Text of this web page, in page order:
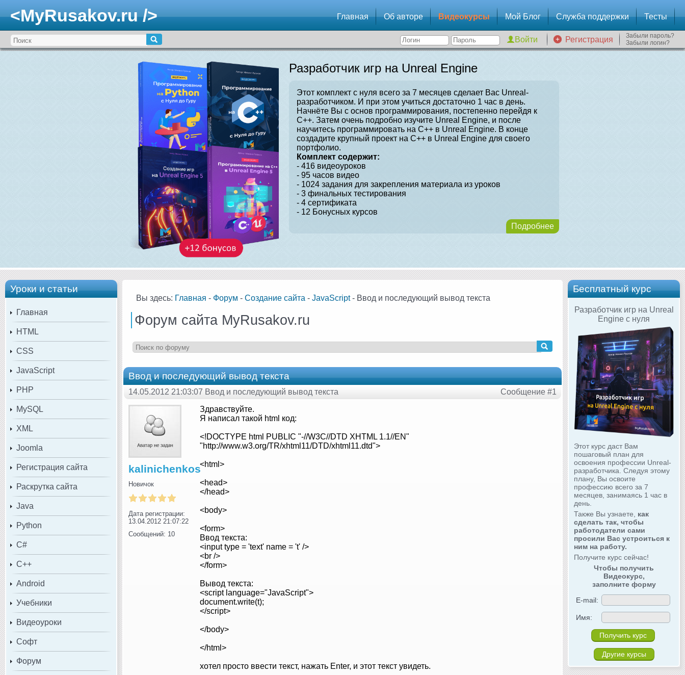
<MyRusakov.ru /> Главная Об авторе Видеокурсы Мой Блог Служба поддержки Тесты
Регистрация
Забыли пароль?
Забыли логин?
Разработчик игр на Unreal Engine
Этот комплект с нуля всего за 7 месяцев сделает Вас Unreal-
разработчиком. И при этом учиться достаточно 1 час в день.
Начнёте Вы с основ программирования, постепенно перейдя к
C++. Затем очень подробно изучите Unreal Engine, и после
научитесь программировать на C++ в Unreal Engine. В конце
создадите крупный проект на C++ в Unreal Engine для своего
портфолио.
Комплект содержит:
- 416 видеоуроков
- 95 часов видео
- 1024 задания для закрепления материала из уроков
- 3 финальных тестирования
- 4 сертификата
- 12 Бонусных курсов
Подробнее
Уроки и статьи
Главная
HTML
CSS
JavaScript
PHP
MySQL
XML
Joomla
Регистрация сайта
Раскрутка сайта
Java
Python
C#
C++
Android
Учебники
Видеоуроки
Софт
Форум
Бесплатный курс
Разработчик игр на Unreal
Engine с нуля
Этот курс даст Вам
пошаговый план для
освоения профессии Unreal-
разработчика. Следуя этому
плану, Вы освоите
профессию всего за 7
месяцев, занимаясь 1 час в
день.
Также Вы узнаете, как
сделать так, чтобы
работодатели сами
просили Вас устроиться к
ним на работу.
Получите курс сейчас!
Чтобы получить
Видеокурс,
заполните форму
E-mail:
Имя:
Другие курсы
Вы здесь: Главная - Форум - Создание сайта - JavaScript- Ввод и последующий вывод текста
Форум сайта MyRusakov.ru
Ввод и последующий вывод текста
14.05.2012 21:03:07 Ввод и последующий вывод текста Сообщение #1
kalinichenkos
Новичок
Дата регистрации:
13.04.2012 21:07:22
Сообщений: 10
Здравствуйте.
Я написал такой html код:
<!DOCTYPE html PUBLIC "-//W3C//DTD XHTML 1.1//EN"
"http://www.w3.org/TR/xhtml11/DTD/xhtml11.dtd">
<html>
<head>
</head>
<body>
<form>
Ввод текста:
<input type = 'text' name = 't' />
<br />
</form>
Вывод текста:
<script language="JavaScript">
document.write(t);
</script>
</body>
</html>
хотел просто ввести текст, нажать Enter, и этот текст увидеть.